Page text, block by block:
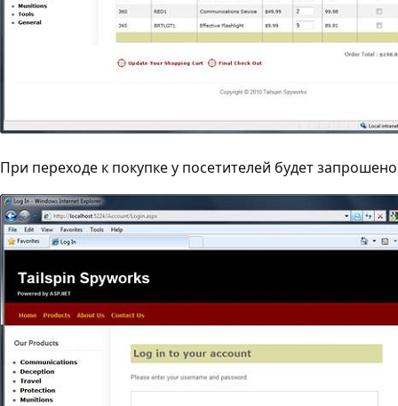
При переходе к покупке у посетителей будет